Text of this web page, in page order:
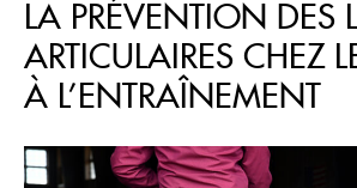
À propos de nous
Espèces
Produits
LA PRÉVENTION DES
ARTICULAIRES CHEZ
À L’ENTRAÎNEMENT